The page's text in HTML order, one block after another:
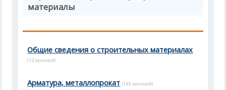
материалы
Общие сведения о строительных материалах
(12 записей)
Арматура, металлопрокат (145 записей)